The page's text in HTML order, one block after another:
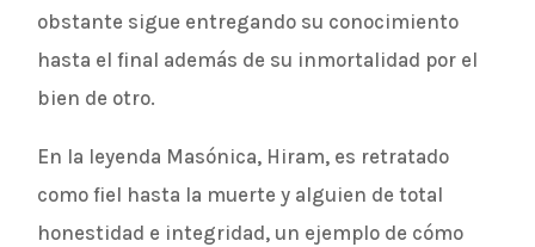
obstante sigue entregando su conocimiento
hasta el final además de su inmortalidad por el
bien de otro.
En la leyenda Masónica, Hiram, es retratado
como fiel hasta la muerte y alguien de total
honestidad e integridad, un ejemplo de cómo